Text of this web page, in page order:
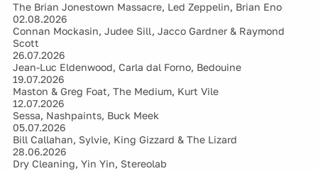
The Brian Jonestown Massacre, Led Zeppelin, Brian Eno
02.08.2026
Connan Mockasin, Judee Sill, Jacco Gardner & Raymond
Scott
26.07.2026
Jean-Luc Eldenwood, Carla dal Forno, Bedouine
19.07.2026
Maston & Greg Foat, The Medium, Kurt Vile
12.07.2026
Sessa, Nashpaints, Buck Meek
05.07.2026
Bill Callahan, Sylvie, King Gizzard & The Lizard
28.06.2026
Dry Cleaning, Yin Yin, Stereolab